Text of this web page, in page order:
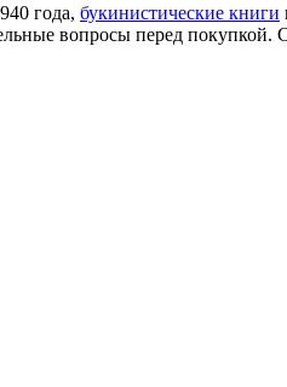
года, букинистические книги
вопросы перед покупкой.